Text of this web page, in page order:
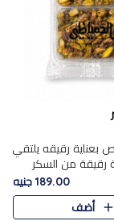
رقيقه يلتقي
من السكر
مذاقًا فاخرًا حلوي
غنية ناتي تميز
قوام هش
189.00 جنيه
أضف